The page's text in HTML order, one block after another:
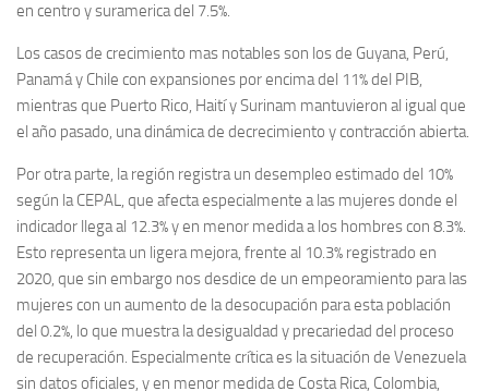
en centro y suramerica del 7.5%.
Los casos de crecimiento mas notables son los de Guyana, Perú,
Panamá y Chile con expansiones por encima del 11% del PIB,
mientras que Puerto Rico, Haití y Surinam mantuvieron al igual que
el año pasado, una dinámica de decrecimiento y contracción abierta.
Por otra parte, la región registra un desempleo estimado del 10%
según la CEPAL, que afecta especialmente a las mujeres donde el
indicador llega al 12.3% y en menor medida a los hombres con 8.3%.
Esto representa un ligera mejora, frente al 10.3% registrado en
2020, que sin embargo nos desdice de un empeoramiento para las
mujeres con un aumento de la desocupación para esta población
del 0.2%, lo que muestra la desigualdad y precariedad del proceso
de recuperación. Especialmente crítica es la situación de Venezuela
sin datos oficiales, y en menor medida de Costa Rica, Colombia,